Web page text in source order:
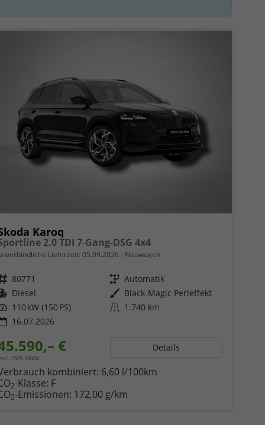
Karoq
2.0 TDI 7-Gang-DSG 4x4
Lieferzeit: 05.09.2026 Neuwagen
Fahrzeugnr. 80771 Getriebe Automatik
Kraftstoff Diesel Außenfarbe Black-Magic Perleffekt
Leistung 110 kW (150 PS) Kilometerstand 1.740 km
16.07.2026
€
19% MwSt.
Details
kombiniert: 6,60 l/100km
2-Klasse: F
2-Emissionen: 172,00 g/km